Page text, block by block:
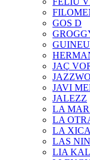
GOS D
GUINEU
JAÇ
JAVI
JALEZZ
LA
LA
LA XICA
LAS
LIA